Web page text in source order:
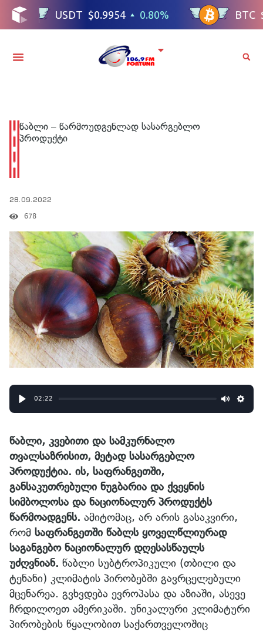
წაბლი – წარმოუდგენლად სასარგებლო
პროდუქტი
28.09.2022
678
Play
02:22
Mute
წაბლი, კვებითი და სამკურნალო
თვალსაზრისით, მეტად სასარგებლო
პროდუქტია. ის, საფრანგეთში,
განსაკუთრებული ნუგბარია და ქვეყნის
სიმბოლოსა და ნაციონალურ პროდუქტს
წარმოადგენს. ამიტომაც, არ არის გასაკვირი,
რომ საფრანგეთში წაბლს ყოველწლიურად
საგანგებო ნაციონალურ დღესასწაულს
უძღვნიან. წაბლი სუბტროპიკული (თბილი და
ტენანი) კლიმატის პირობებში გავრცელებული
მცენარეა. გვხვდება ევროპასა და აზიაში, ასევე
ჩრდილოეთ ამერიკაში. უნიკალური კლიმატური
პირობების წყალობით საქართველოშიც